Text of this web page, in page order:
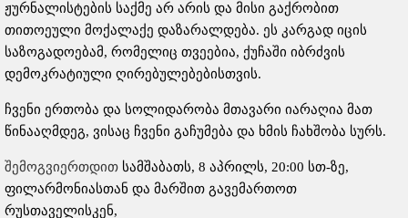
ჟურნალისტების საქმე არ არის და მისი გაქრობით
თითოეული მოქალაქე დაზარალდება. ეს კარგად იცის
საზოგადოებამ, რომელიც თვეებია, ქუჩაში იბრძვის
დემოკრატიული ღირებულებებისთვის.
ჩვენი ერთობა და სოლიდარობა მთავარი იარაღია მათ
წინააღმდეგ, ვისაც ჩვენი გაჩუმება და ხმის ჩახშობა სურს.
შემოგვიერთდით სამშაბათს, 8 აპრილს, 20:00 სთ-ზე,
ფილარმონიასთან და მარშით გავემართოთ
რუსთაველისკენ,